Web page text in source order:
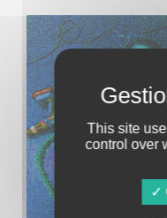
This site
control over